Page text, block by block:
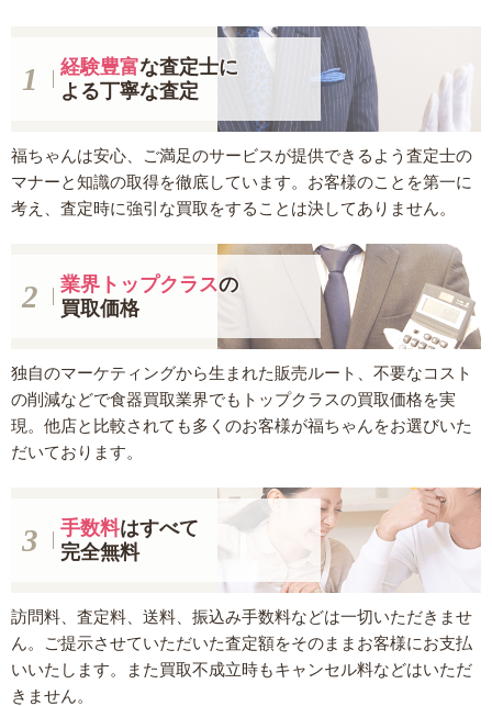
経験豊富な査定士に
よる丁寧な査定
福ちゃんは安心、ご満足のサービスが提供できるよう査定士の
マナーと知識の取得を徹底しています。お客様のことを第一に
考え、査定時に強引な買取をすることは決してありません。
業界トップクラスの
買取価格
独自のマーケティングから生まれた販売ルート、不要なコスト
の削減などで食器買取業界でもトップクラスの買取価格を実
現。他店と比較されても多くのお客様が福ちゃんをお選びいた
だいております。
手数料はすべて
完全無料
訪問料、査定料、送料、振込み手数料などは一切いただきませ
ん。ご提示させていただいた査定額をそのままお客様にお支払
いいたします。また買取不成立時もキャンセル料などはいただ
きません。